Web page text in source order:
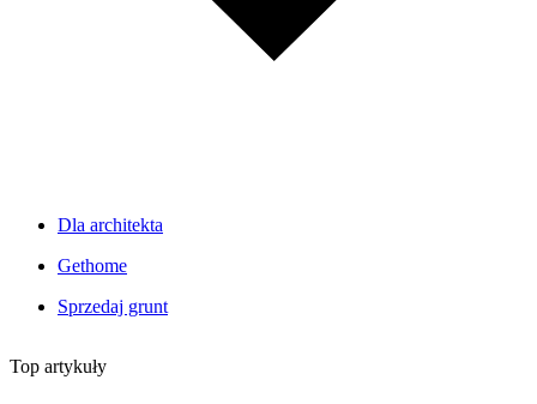
Dla architekta
Gethome
Sprzedaj grunt
Top artykuły